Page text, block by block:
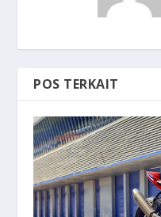
POS TERKAIT